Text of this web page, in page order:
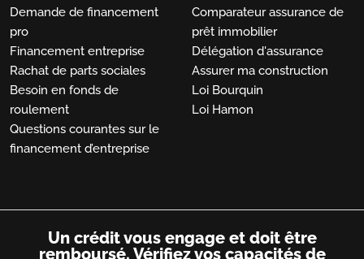
Demande de financement
pro
Financement entreprise
Rachat de parts sociales
Besoin en fonds de
roulement
Questions courantes sur le
financement d’entreprise
Comparateur assurance de
prêt immobilier
Délégation d'assurance
Assurer ma construction
Loi Bourquin
Loi Hamon
Un crédit vous engage et doit être
remboursé. Vérifiez vos capacités de